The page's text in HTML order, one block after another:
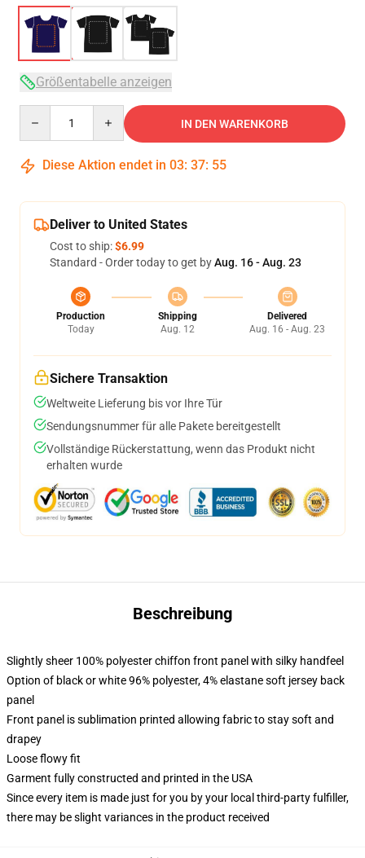
Größentabelle anzeigen
IN DEN WARENKORB
Diese Aktion endet in 03: 37: 55
Deliver to United States
Cost to ship:$6.99
Standard - Order today to get byAug. 16 - Aug. 23
Production
Today
Shipping
Aug. 12
Delivered
Aug. 16 - Aug. 23
Sichere Transaktion
Weltweite Lieferung bis vor Ihre Tür
Sendungsnummer für alle Pakete bereitgestellt
Vollständige Rückerstattung, wenn das Produkt nicht
erhalten wurde
Beschreibung
Slightly sheer 100% polyester chiffon front panel with silky handfeel
Option of black or white 96% polyester, 4% elastane soft jersey back
panel
Front panel is sublimation printed allowing fabric to stay soft and
drapey
Loose flowy fit
Garment fully constructed and printed in the USA
Since every item is made just for you by your local third-party fulfiller,
there may be slight variances in the product received